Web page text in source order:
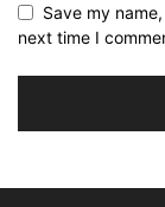
Save my
next time I